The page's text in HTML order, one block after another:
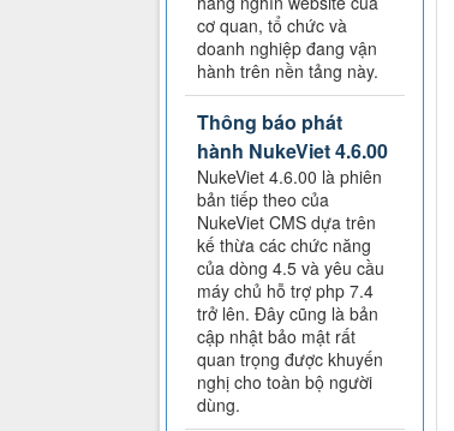
cơ quan, tổ chức và
doanh nghiệp đang vận
hành trên nền tảng này.
Thông báo phát
hành NukeViet 4.6.00
NukeViet 4.6.00 là phiên
bản tiếp theo của
NukeViet CMS dựa trên
kế thừa các chức năng
của dòng 4.5 và yêu cầu
máy chủ hỗ trợ php 7.4
trở lên. Đây cũng là bản
cập nhật bảo mật rất
quan trọng được khuyến
nghị cho toàn bộ người
dùng.